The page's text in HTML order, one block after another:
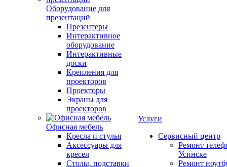
Оборудование для
презентаций
Презентеры
Интерактивное
оборудование
Интерактивные
доски
Крепления для
проекторов
Проекторы
Экраны для
проекторов
Офисная мебель
Кресла и стулья
Аксессуары для
кресел
Столы, подставки
Услуги
Сервисный центр
Ремонт
Усинске
Ремонт